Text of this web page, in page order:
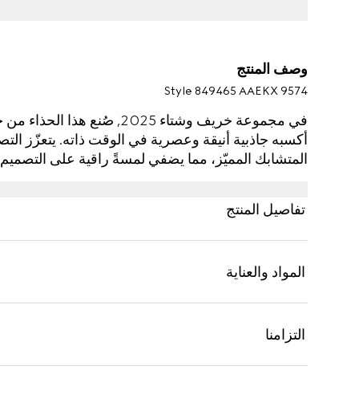
وصف المنتج
Style ‎849465 AAEKX 9574
المتشابك المميّز، مما يضفي لمسةً راقية على
تفاصيل المنتج
المواد والعناية
التزامنا